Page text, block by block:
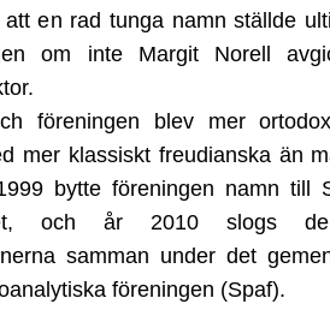
en rad tunga namn ställde
om inte Margit Norell
föreningen blev mer
mer klassiskt freudianska än
bytte föreningen namn till
och år 2010 slogs
samman under det
föreningen (Spaf).